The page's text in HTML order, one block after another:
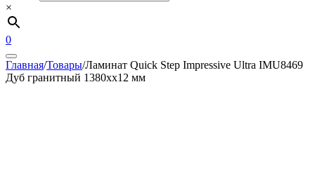
×
0
Главная/Товары/Ламинат Quick Step Impressive Ultra IMU8469
Дуб гранитный 1380хх12 мм